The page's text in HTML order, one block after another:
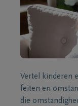
Vertel kinderen
feiten en
die